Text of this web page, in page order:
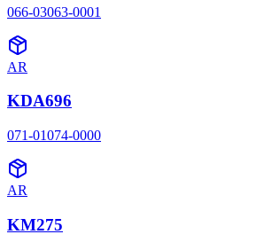
066-03063-0001
AR
KDA696
071-01074-0000
AR
KM275